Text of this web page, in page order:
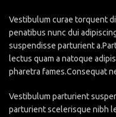
Vestibulum curae torquent
penatibus nunc dui
suspendisse parturient
lectus quam a natoque
pharetra fames.Consequat
Vestibulum parturient
parturient scelerisque nibh